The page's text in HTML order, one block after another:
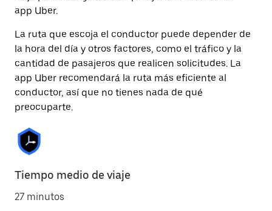
app Uber.
La ruta que escoja el conductor puede depender de
la hora del día y otros factores, como el tráfico y la
cantidad de pasajeros que realicen solicitudes. La
app Uber recomendará la ruta más eficiente al
conductor, así que no tienes nada de qué
preocuparte.
Tiempo medio de viaje
27 minutos